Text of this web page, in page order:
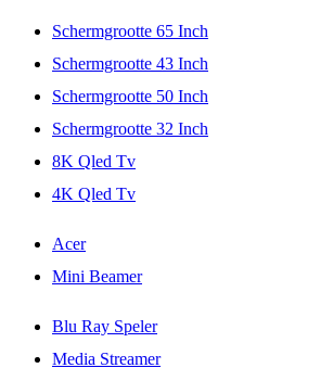
Schermgrootte 65 Inch
Schermgrootte 43 Inch
Schermgrootte 50 Inch
Schermgrootte 32 Inch
8K Qled Tv
4K Qled Tv
Acer
Mini Beamer
Blu Ray Speler
Media Streamer